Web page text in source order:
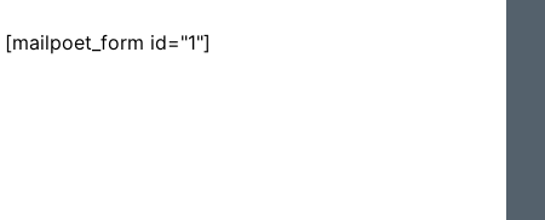
[mailpoet_form id="1"]